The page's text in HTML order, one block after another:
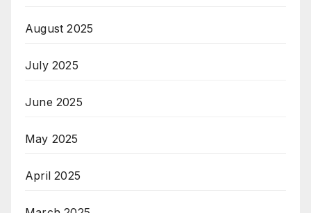
August 2025
July 2025
June 2025
May 2025
April 2025